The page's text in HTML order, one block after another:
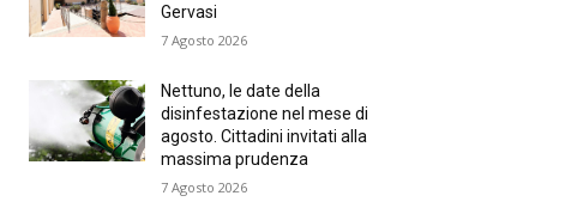
Gervasi
7 Agosto 2026
Nettuno, le date della
disinfestazione nel mese di
agosto. Cittadini invitati alla
massima prudenza
7 Agosto 2026